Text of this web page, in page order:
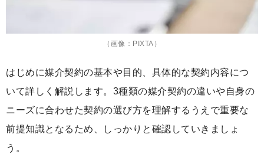
（画像：PIXTA）
はじめに媒介契約の基本や目的、具体的な契約内容につ
いて詳しく解説します。3種類の媒介契約の違いや自身の
ニーズに合わせた契約の選び方を理解するうえで重要な
前提知識となるため、しっかりと確認していきましょ
う。